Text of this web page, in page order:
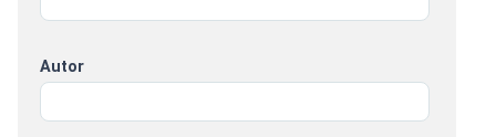
Autor